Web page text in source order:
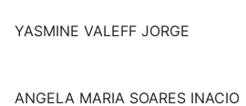
YASMINE VALEFF JORGE
ANGELA MARIA SOARES INACIO